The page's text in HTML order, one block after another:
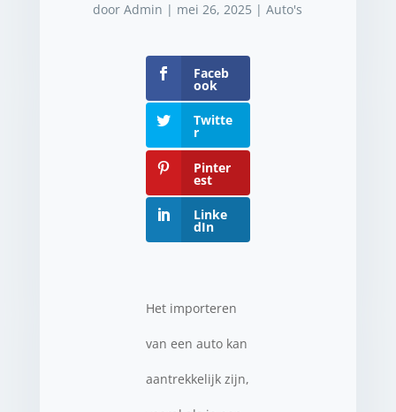
doorAdmin | mei 26, 2025 |Auto's
Faceb
ook
Twitte
r
Pinter
est
Linke
dIn
Het importeren
van een auto kan
aantrekkelijk zijn,